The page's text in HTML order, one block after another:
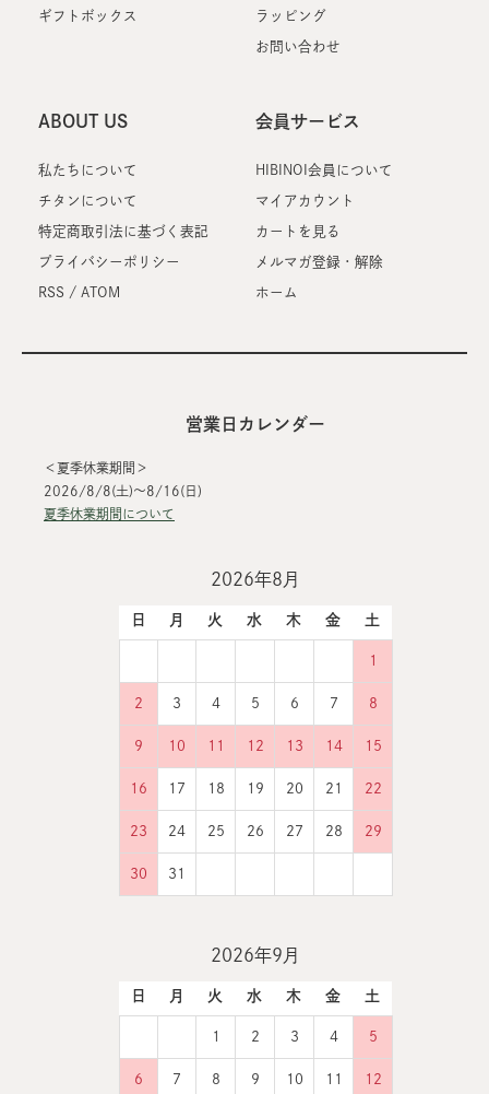
ギフトボックス ラッピング
お問い合わせ
ABOUT US
私たちについて
チタンについて
特定商取引法に基づく表記
プライバシーポリシー
RSS / ATOM
会員サービス
HIBINOI会員について
マイアカウント
カートを見る
メルマガ登録・解除
ホーム
営業日カレンダー
＜夏季休業期間＞
2026/8/8(土)～8/16(日)
夏季休業期間について
2026年8月
日 月 火 水 木 金 土
1
2 3 4 5 6 7 8
9 10 11 12 13 14 15
16 17 18 19 20 21 22
23 24 25 26 27 28 29
30 31
2026年9月
日 月 火 水 木 金 土
1 2 3 4 5
6 7 8 9 10 11 12